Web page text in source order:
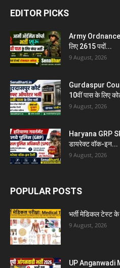
EDITOR PICKS
Army
लिए 2615 पदों...
9 August, 2026
Gurdaspur
10वीं पास के लिए
9 August, 2026
Haryana GRP
डायरेक्ट वॉक-इन...
9 August, 2026
POPULAR POSTS
भर्ती मेडिकल टेस्ट
9 August, 2026
UP Anganwadi